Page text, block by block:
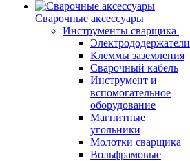
Сварочные аксессуары
Инструменты сварщика
Электрододержатели
Клеммы заземления
Сварочный кабель
Инструмент и
вспомогательное
оборудование
Магнитные
угольники
Молотки сварщика
Вольфрамовые